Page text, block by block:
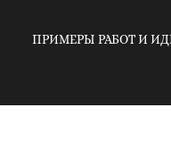
ПРИМЕРЫ РАБОТ И